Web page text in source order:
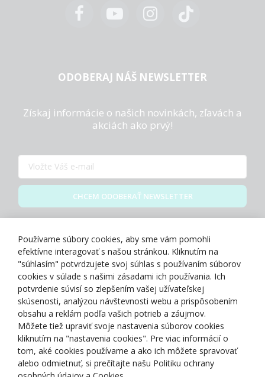
ODOBERAJ NÁŠ NEWSLETTER
Získaj informácie o našich novinkách, zľavách a
akciách ako prvý!
CHCEM ODOBERAŤ NEWSLETTER
O NÁS
NAKUPOVANIE
ZÁKAZNÍCKA ZÓNA
Používame súbory cookies, aby sme vám pomohli
efektívne interagovať s našou stránkou. Kliknutím na
"súhlasím" potvrdzujete svoj súhlas s používaním súborov
cookies v súlade s našimi zásadami ich používania. Ich
potvrdenie súvisí so zlepšením vašej užívateľskej
skúsenosti, analýzou návštevnosti webu a prispôsobením
obsahu a reklám podľa vašich potrieb a záujmov.
Môžete tiež upraviť svoje nastavenia súborov cookies
kliknutím na "nastavenia cookies". Pre viac informácií o
tom, aké cookies používame a ako ich môžete spravovať
alebo odmietnuť, si prečítajte našu Politiku ochrany